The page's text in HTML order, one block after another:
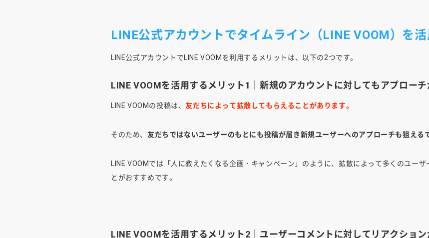
LINE公式アカウントでタイムライン（LINE VOOM）を
LINE公式アカウントでLINE VOOMを利用するメリットは、以下の2つです。
LINE VOOMを活用するメリット1｜新規のアカウントに対してもアプロー
LINE VOOMの投稿は、 友だちによって拡散してもらえることがあります。
そのため、 友だちではないユーザーのもとにも投稿が届き新規ユーザーへのアプローチも狙える
LINE VOOMでは「人に教えたくなる企画・キャンペーン」のように、拡散によって多くのユー
とがおすすめです。
LINE VOOMを活用するメリット2｜ユーザーコメントに対してリアクショ